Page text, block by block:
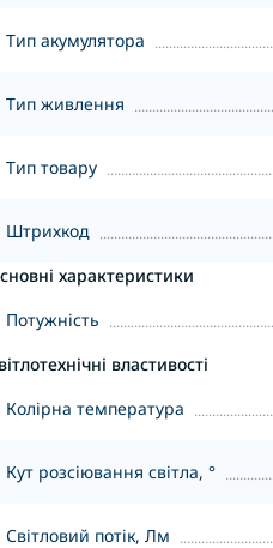
Тип акумулятора
Тип живлення
Тип товару
Штрихкод
характеристики
Потужність
властивості
Колірна температура
Кут розсіювання світла, °
Світловий потік, Лм